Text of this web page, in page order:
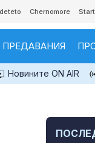
Chernomore Start
ПРЕДАВАНИЯ
Новините ON AIR